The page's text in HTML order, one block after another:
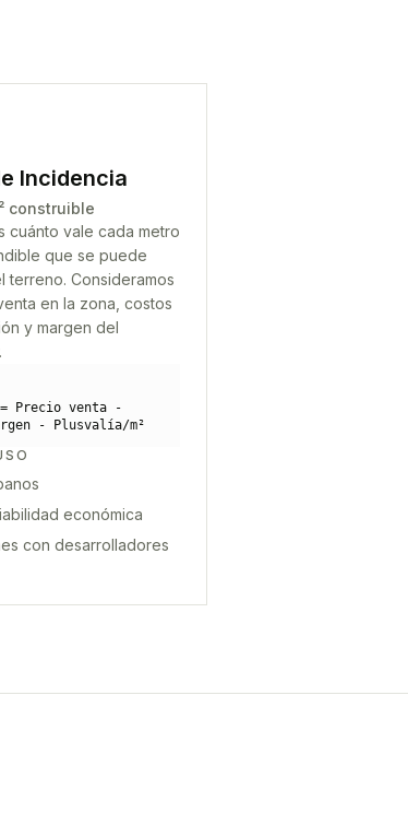
Incidencia
construible
cuánto vale cada metro
que se puede
terreno. Consideramos
en la zona, costos
y margen del
Precio venta -
- Plusvalía/m²
económica
con desarrolladores